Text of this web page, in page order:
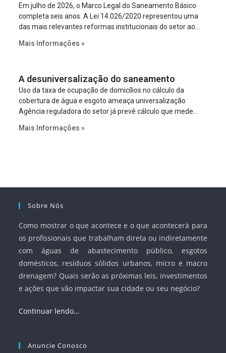
Em julho de 2026, o Marco Legal do Saneamento Básico
completa seis anos. A Lei 14.026/2020 representou uma
das mais relevantes reformas institucionais do setor ao
serviços, ampliar a participação da iniciativa privada,
à segurança jurídica dos contratos.
Mais Informações »
A desuniversalização do saneamento
Uso da taxa de ocupação de domicílios no cálculo da
cobertura de água e esgoto ameaça universalização
Agência reguladora do setor já prevê cálculo que mede
Mais Informações »
Sobre Nós
Como mostrar o que acontece e o que acontecerá para
os profissionais que trabalham direta ou indiretamente
com águas de abastecimento público, esgotos
domésticos, resíduos sólidos urbanos, micro e macro
drenagem? Quais serão as próximas leis, investimentos
e ações que vão impactar sua cidade ou seu negócio?
Continuar lendo…
Anuncie Conosco